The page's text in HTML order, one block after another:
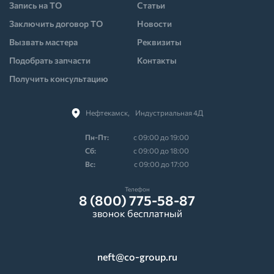
Нефтекамск,⠀Индустриальная 4Д
Пн-Пт:
с 09:00 до 19:00
Cб:
с 09:00 до 18:00
Вс:
с 09:00 до 17:00
Запись на ТО
Заключить договор ТО
Вызвать мастера
Подобрать запчасти
Получить консультацию
Статьи
Новости
Реквизиты
Контакты
Телефон
8 (800) 775-58-87
звонок бесплатный
neft@co-group.ru